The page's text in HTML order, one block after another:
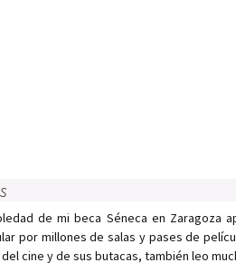
de mi beca Séneca en Zaragoza
por millones de salas y pases de
cine y de sus butacas, también leo